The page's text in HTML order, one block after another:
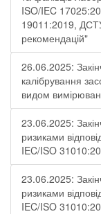
ISO/IEC
19011:2019,
рекомендацій"
26.06.2025:
калібрування
видом
23.06.2025:
ризиками
IEC/ISO
23.06.2025:
ризиками
IEC/ISO